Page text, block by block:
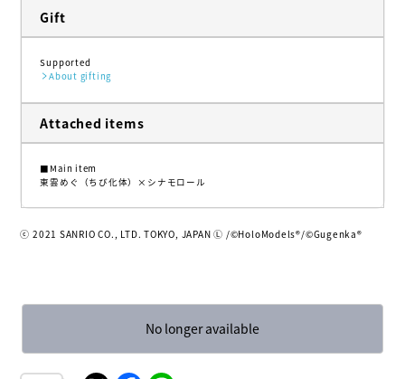
Gift
Supported
About gifting
Attached items
■Main item
東雲めぐ（ちび化体）×シナモロール
ⓒ 2021 SANRIO CO., LTD. TOKYO, JAPAN Ⓛ /©️HoloModels®︎/©️Gugenka®︎
No longer available